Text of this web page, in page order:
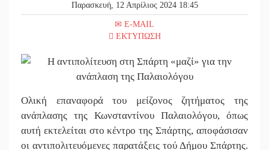
Παρασκευή, 12 Απρίλιος 2024 18:45
E-MAIL
ΕΚΤΥΠΩΣΗ
Ολική επαναφορά του μείζονος ζητήματος της
ανάπλασης της Κωνσταντίνου Παλαιολόγου, όπως
αυτή εκτελείται στο κέντρο της Σπάρτης, αποφάσισαν
οι αντιπολιτευόμενες παρατάξεις τού Δήμου Σπάρτης.